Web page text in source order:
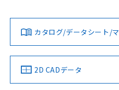
ダウンロードデータをご利用い
みください。
ソフトウェアの使用条件
対応済み
中国 RoHS 注意事項・凡例
LR型式承認
（イギリス
船舶規格）
DNV型式承認
（ノルウェー
No No
カタログ/データシート/
2D CADデータ